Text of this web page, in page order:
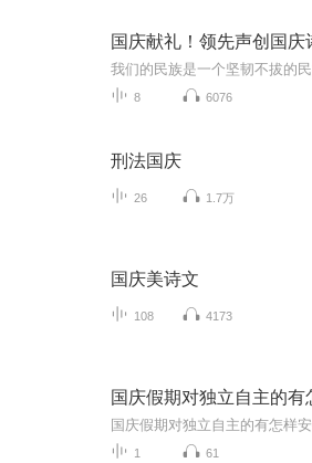
国庆献礼！领先声创国庆
8 6076
刑法国庆
26 1.7万
国庆美诗文
108 4173
国庆假期对独立自主的有
1 61